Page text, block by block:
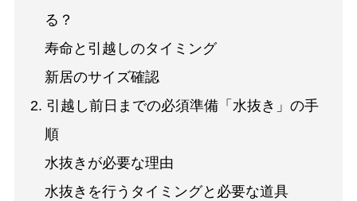
る？
寿命と引越しのタイミング
新居のサイズ確認
2. 引越し前日までの必須準備「水抜き」の手
順
水抜きが必要な理由
水抜きを行うタイミングと必要な道具